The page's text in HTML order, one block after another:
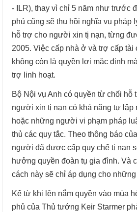
- ILR), thay vì chỉ 5 năm như trước
phủ cũng sẽ thu hồi nghĩa vụ pháp
hỗ trợ cho người xin tị nạn, từng
2005. Việc cấp nhà ở và trợ cấp tài
không còn là quyền lợi mặc định
trợ linh hoạt.
Bộ Nội vụ Anh có quyền từ chối hỗ
người xin tị nạn có khả năng tự lập
hoặc những người vi phạm pháp
thủ các quy tắc. Theo thông báo
người đã được cấp quy chế tị nạn
hưởng quyền đoàn tụ gia đình. Và
cách này sẽ chỉ áp dụng cho
Kể từ khi lên nắm quyền vào mùa
phủ của Thủ tướng Keir Starmer